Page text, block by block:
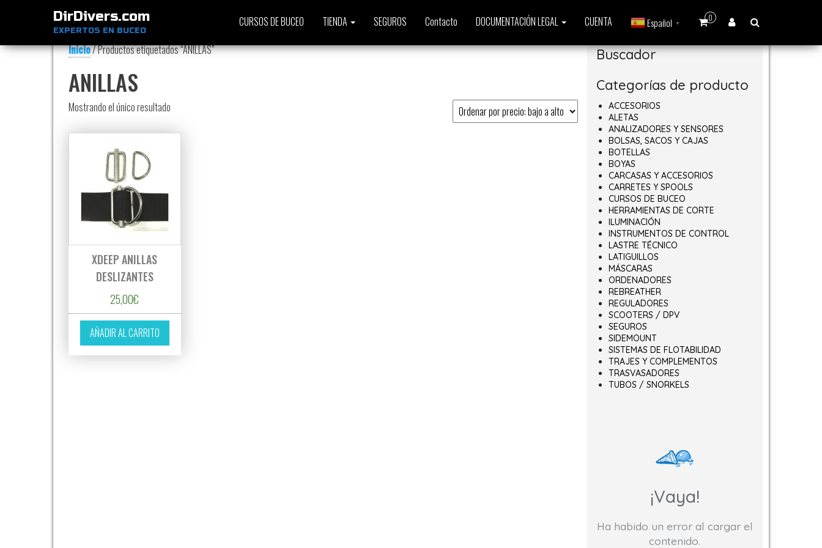
DirDivers.com
EXPERTOS EN BUCEO
0
CURSOS DE BUCEO TIENDA SEGUROS Contacto DOCUMENTACIÓN LEGAL CUENTA Español ▼
Inicio/ Productos etiquetados “ANILLAS”
ANILLAS
Mostrando el único resultado
XDEEP ANILLAS
DESLIZANTES
25,00€
AÑADIR AL CARRITO
Buscador
Categorías de producto
ACCESORIOS
ALETAS
ANALIZADORES Y SENSORES
BOLSAS, SACOS Y CAJAS
BOTELLAS
BOYAS
CARCASAS Y ACCESORIOS
CARRETES Y SPOOLS
CURSOS DE BUCEO
HERRAMIENTAS DE CORTE
ILUMINACIÓN
INSTRUMENTOS DE CONTROL
LASTRE TÉCNICO
LATIGUILLOS
MÁSCARAS
ORDENADORES
REBREATHER
REGULADORES
SCOOTERS / DPV
SEGUROS
SIDEMOUNT
SISTEMAS DE FLOTABILIDAD
TRAJES Y COMPLEMENTOS
TRASVASADORES
TUBOS / SNORKELS
¡Vaya!
Ha habido un error al cargar el
contenido.